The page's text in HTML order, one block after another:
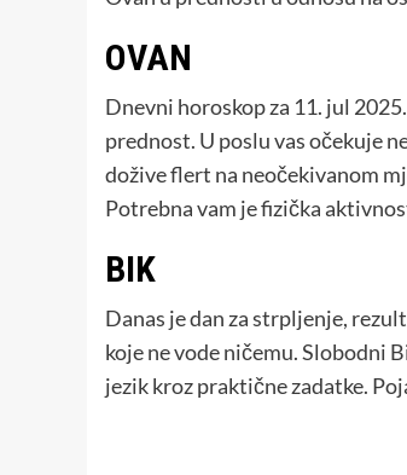
OVAN
Dnevni horoskop za 11. jul
prednost. U poslu vas očekuje
dožive flert na neočekivanom
Potrebna vam je fizička
BIK
Danas je dan za strpljenje,
koje ne vode ničemu. Slobodni
jezik kroz praktične zadatke.